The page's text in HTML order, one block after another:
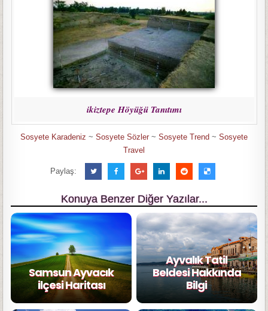
ikiztepe Höyüğü Tanıtımı
Sosyete Karadeniz ~ Sosyete Sözler ~ Sosyete Trend ~ Sosyete
Travel
Paylaş:
Konuya Benzer Diğer Yazılar...
Samsun Ayvacık
ilçesi Haritası
Ayvalık Tatil
Beldesi Hakkında
Bilgi